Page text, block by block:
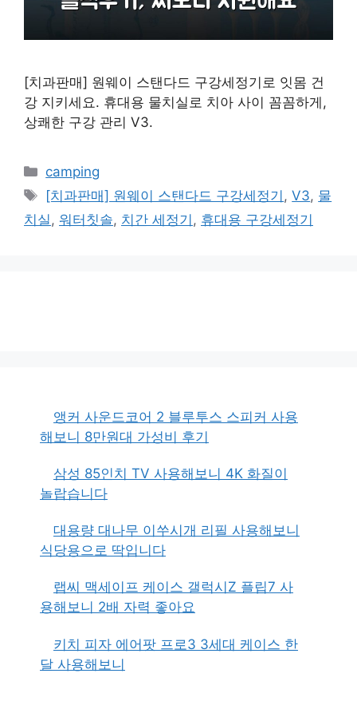
[치과판매] 원웨이 스탠다드 구강세정기로 잇몸 건
강 지키세요. 휴대용 물치실로 치아 사이 꼼꼼하게,
상쾌한 구강 관리 V3.
카
테
고
리
camping
태
그
[치과판매] 원웨이 스탠다드 구강세정기 ,V3, 물
치실 , 워터칫솔, 치간 세정기 , 휴대용 구강세정기
앵커 사운드코어 2 블루투스 스피커 사용
해보니 8만원대 가성비 후기
삼성 85인치 TV 사용해보니 4K 화질이
놀랍습니다
대용량 대나무 이쑤시개 리필 사용해보니
식당용으로 딱입니다
랩씨 맥세이프 케이스 갤럭시Z 플립7 사
용해보니 2배 자력 좋아요
키치 피자 에어팟 프로3 3세대 케이스 한
달 사용해보니